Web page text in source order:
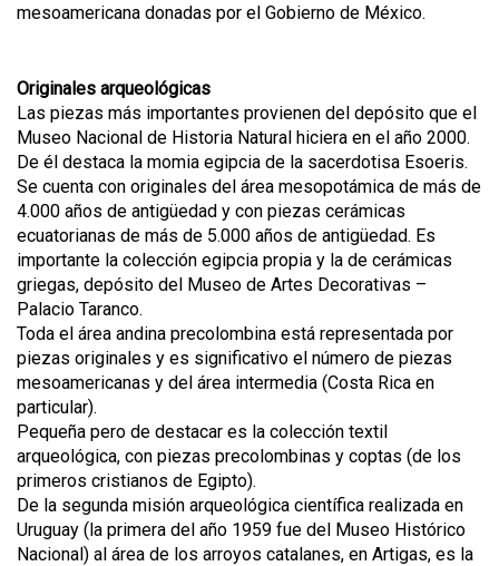
mesoamericana donadas por el Gobierno de México.
Originales arqueológicas
Las piezas más importantes provienen del depósito que el
Museo Nacional de Historia Natural hiciera en el año 2000.
De él destaca la momia egipcia de la sacerdotisa Esoeris.
Se cuenta con originales del área mesopotámica de más de
4.000 años de antigüedad y con piezas cerámicas
ecuatorianas de más de 5.000 años de antigüedad. Es
importante la colección egipcia propia y la de cerámicas
griegas, depósito del Museo de Artes Decorativas –
Palacio Taranco.
Toda el área andina precolombina está representada por
piezas originales y es significativo el número de piezas
mesoamericanas y del área intermedia (Costa Rica en
particular).
Pequeña pero de destacar es la colección textil
arqueológica, con piezas precolombinas y coptas (de los
primeros cristianos de Egipto).
De la segunda misión arqueológica científica realizada en
Uruguay (la primera del año 1959 fue del Museo Histórico
Nacional) al área de los arroyos catalanes, en Artigas, es la